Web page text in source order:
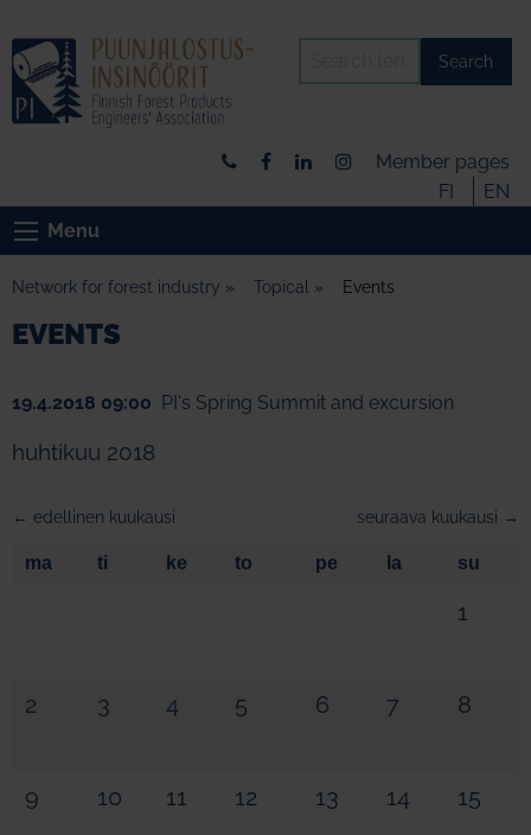
Search
Member pages
FI
EN
Menu
Network for forest industry » Topical » Events
EVENTS
19.4.2018 09:00 PI's Spring Summit and excursion
huhtikuu 2018
← edellinen kuukausi seuraava kuukausi →
ma ti ke to pe la su
1
2 3 4 5 6 7 8
9 10 11 12 13 14 15